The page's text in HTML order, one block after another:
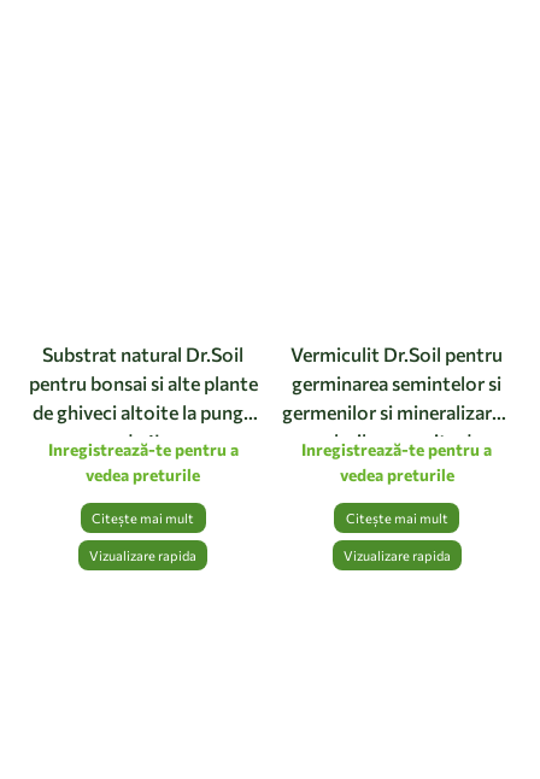
Substrat natural Dr.Soil
pentru bonsai si alte plante
de ghiveci altoite la punga
de 1L
Inregistrează-te pentru a
vedea preturile
Citește mai mult
Vizualizare rapida
Vermiculit Dr.Soil pentru
germinarea semintelor si
germenilor si mineralizarea
solurilor saracite de
nutrienti, sub forma de
aschii, la punga de 1L
Inregistrează-te pentru a
vedea preturile
Citește mai mult
Vizualizare rapida